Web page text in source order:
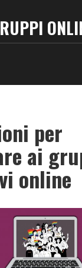
per
ai
online